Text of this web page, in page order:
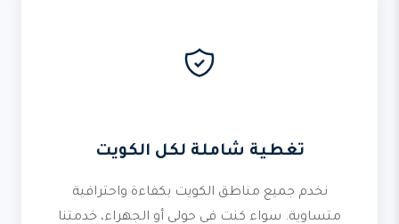
تغطية شاملة لكل الكويت
نخدم جميع مناطق الكويت بكفاءة واحترافية
متساوية. سواء كنت في حولي أو الجهراء، خدمتنا